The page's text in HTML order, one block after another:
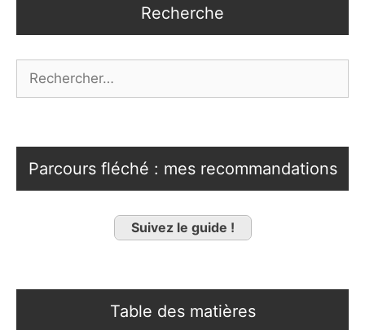
Recherche
Parcours fléché : mes recommandations
Suivez le guide !
Table des matières